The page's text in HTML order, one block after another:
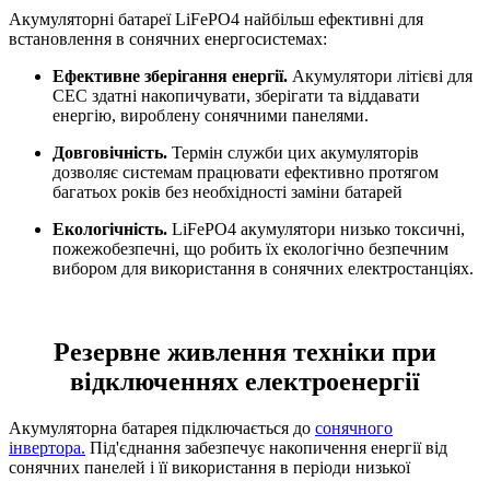
Акумуляторні батареї LiFePO4 найбільш ефективні для
встановлення в сонячних енергосистемах:
Ефективне зберігання енергії. Акумулятори літієві для
СЕС здатні накопичувати, зберігати та віддавати
енергію, вироблену сонячними панелями.
Довговічність. Термін служби цих акумуляторів
дозволяє системам працювати ефективно протягом
багатьох років без необхідності заміни батарей
Екологічність. LiFePO4 акумулятори низько токсичні,
пожежобезпечні, що робить їх екологічно безпечним
вибором для використання в сонячних електростанціях.
Резервне живлення техніки при
відключеннях електроенергії
Акумуляторна батарея підключається до сонячного
інвертора. Під'єднання забезпечує накопичення енергії від
сонячних панелей і її використання в періоди низької